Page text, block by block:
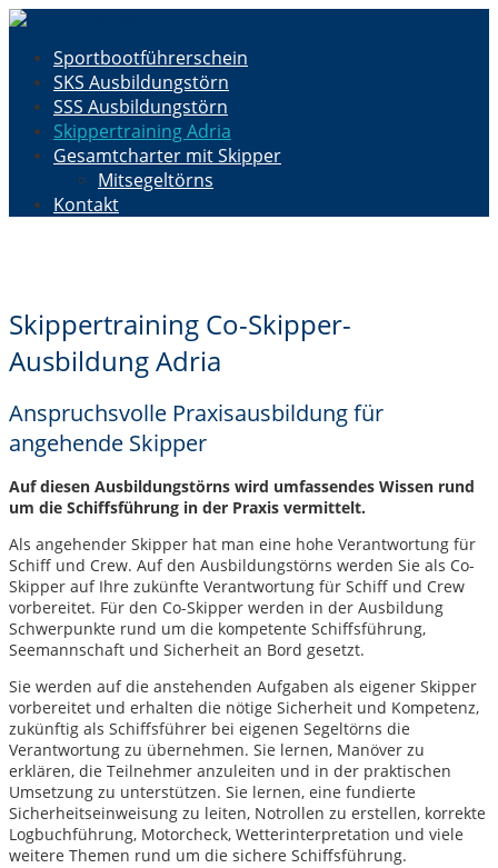
Sportbootführerschein
SKS Ausbildungstörn
SSS Ausbildungstörn
Skippertraining Adria
Gesamtcharter mit Skipper
Mitsegeltörns
Kontakt
Skippertraining Co-Skipper-
Ausbildung Adria
Anspruchsvolle Praxisausbildung für
angehende Skipper
Auf diesen Ausbildungstörns wird umfassendes Wissen rund
um die Schiffsführung in der Praxis vermittelt.
Als angehender Skipper hat man eine hohe Verantwortung für
Schiff und Crew. Auf den Ausbildungstörns werden Sie als Co-
Skipper auf Ihre zukünfte Verantwortung für Schiff und Crew
vorbereitet. Für den Co-Skipper werden in der Ausbildung
Schwerpunkte rund um die kompetente Schiffsführung,
Seemannschaft und Sicherheit an Bord gesetzt.
Sie werden auf die anstehenden Aufgaben als eigener Skipper
vorbereitet und erhalten die nötige Sicherheit und Kompetenz,
zukünftig als Schiffsführer bei eigenen Segeltörns die
Verantwortung zu übernehmen. Sie lernen, Manöver zu
erklären, die Teilnehmer anzuleiten und in der praktischen
Umsetzung zu unterstützen. Sie lernen, eine fundierte
Sicherheitseinweisung zu leiten, Notrollen zu erstellen, korrekte
Logbuchführung, Motorcheck, Wetterinterpretation und viele
weitere Themen rund um die sichere Schiffsführung.